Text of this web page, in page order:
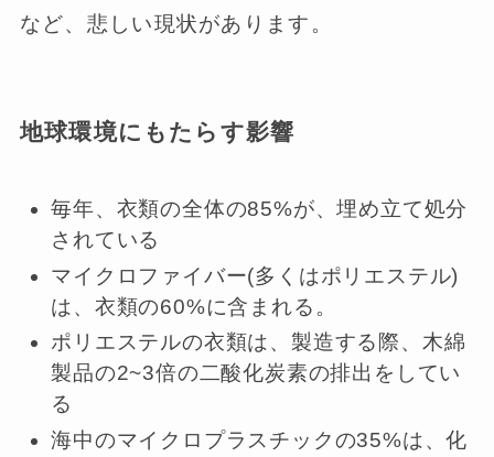
など、悲しい現状があります。
地球環境にもたらす影響
毎年、衣類の全体の85%が、埋め立て処分
されている
マイクロファイバー(多くはポリエステル)
は、衣類の60%に含まれる。
ポリエステルの衣類は、製造する際、木綿
製品の2~3倍の二酸化炭素の排出をしてい
る
海中のマイクロプラスチックの35%は、化